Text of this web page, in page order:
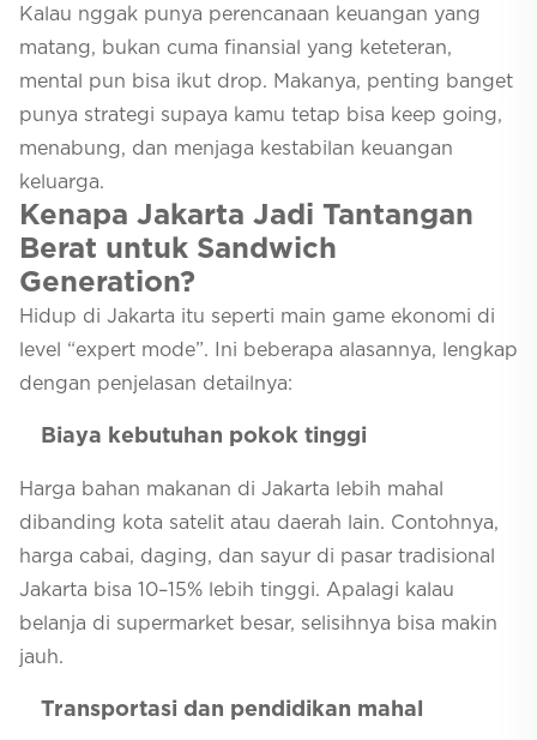
Kalau nggak punya perencanaan keuangan yang
matang, bukan cuma finansial yang keteteran,
mental pun bisa ikut drop. Makanya, penting banget
punya strategi supaya kamu tetap bisa keep going,
menabung, dan menjaga kestabilan keuangan
keluarga.
Kenapa Jakarta Jadi Tantangan
Berat untuk Sandwich
Generation?
Hidup di Jakarta itu seperti main game ekonomi di
level “expert mode”. Ini beberapa alasannya, lengkap
dengan penjelasan detailnya:
Biaya kebutuhan pokok tinggi
Harga bahan makanan di Jakarta lebih mahal
dibanding kota satelit atau daerah lain. Contohnya,
harga cabai, daging, dan sayur di pasar tradisional
Jakarta bisa 10–15% lebih tinggi. Apalagi kalau
belanja di supermarket besar, selisihnya bisa makin
jauh.
Transportasi dan pendidikan mahal